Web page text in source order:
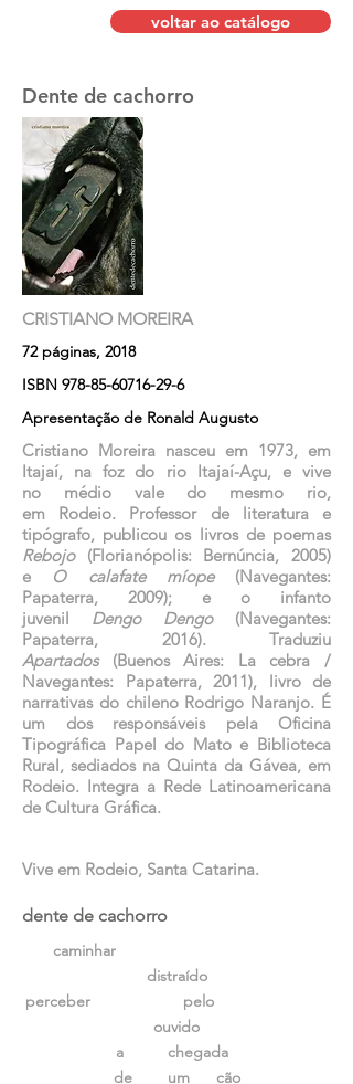
voltar ao catálogo
Dente de cachorro
CRISTIANO MOREIRA
72 páginas, 2018
ISBN 978-85-60716-29-6
Apresentação de Ronald Augusto
Cristiano Moreira nasceu em 1973, em
Itajaí, na foz do rio Itajaí-Açu, e vive
no médio vale do mesmo rio,
em Rodeio. Professor de literatura e
tipógrafo, publicou os livros de poemas
Rebojo (Florianópolis: Bernúncia, 2005)
e O calafate míope(Navegantes:
Papaterra, 2009); e o infanto
juvenil Dengo Dengo (Navegantes:
Papaterra, 2016). Traduziu
Apartados (Buenos Aires: La cebra /
Navegantes: Papaterra, 2011), livro de
narrativas do chileno Rodrigo Naranjo. É
um dos responsáveis pela Oficina
Tipográfica Papel do Mato e Biblioteca
Rural, sediados na Quinta da Gávea, em
Rodeio. Integra a Rede Latinoamericana
de Cultura Gráfica.
Vive em Rodeio, Santa Catarina.
dente de cachorro
caminhar
distraído
perceber pelo
ouvido
a chegada
de um cão